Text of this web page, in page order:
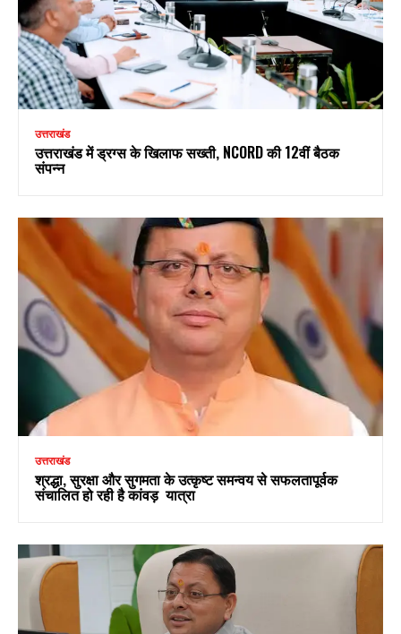
उत्तराखंड
उत्तराखंड में ड्रग्स के खिलाफ सख्ती, NCORD की 12वीं बैठक
संपन्न
उत्तराखंड
श्रद्धा, सुरक्षा और सुगमता के उत्कृष्ट समन्वय से सफलतापूर्वक
संचालित हो रही है कांवड़ यात्रा